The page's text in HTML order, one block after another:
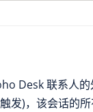
Desk 联系人
发)，该会话的